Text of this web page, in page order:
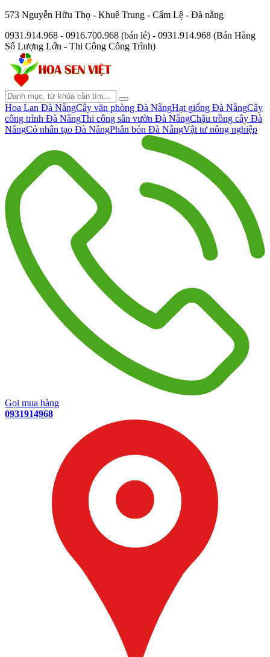
573 Nguyễn Hữu Thọ - Khuê Trung - Cẩm Lệ - Đà nẵng
0931.914.968 - 0916.700.968 (bán lẻ) - 0931.914.968 (Bán Hàng
Số Lượng Lớn - Thi Công Công Trình)
Hoa Lan Đà NẵngCây văn phòng Đà NẵngHạt giống Đà NẵngCây
công trình Đà NẵngThi công sân vườn Đà NẵngChậu trồng cây Đà
NẵngCỏ nhân tạo Đà NẵngPhân bón Đà NẵngVật tư nông nghiệp
Gọi mua hàng
0931914968